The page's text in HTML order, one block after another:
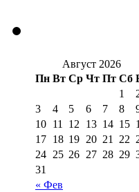
Август 2026
Пн Вт Ср Чт Пт Сб
« Фев
1
3
4 5 6 7 8
10 11 12 13 14 15
17 18 19 20 21 22
24 25 26 27 28 29
31